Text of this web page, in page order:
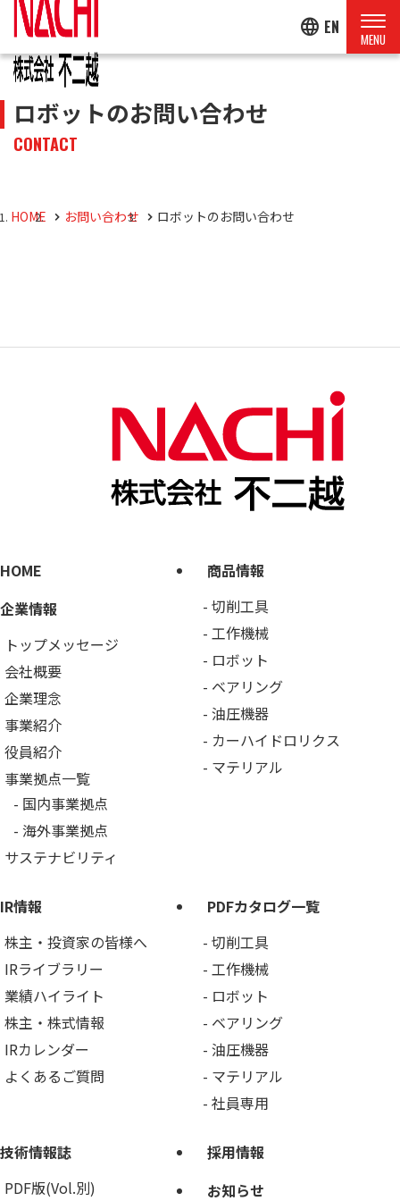
language EN
ロボットのお問い合わせ
CONTACT
HOME お問い合わせ ロボットのお問い合わせ
HOME
企業情報
トップメッセージ
会社概要
企業理念
事業紹介
役員紹介
事業拠点一覧
国内事業拠点
海外事業拠点
サステナビリティ
商品情報
切削工具
工作機械
ロボット
ベアリング
油圧機器
カーハイドロリクス
マテリアル
IR情報
株主・投資家の皆様へ
IRライブラリー
業績ハイライト
株主・株式情報
IRカレンダー
よくあるご質問
PDFカタログ一覧
切削工具
工作機械
ロボット
ベアリング
油圧機器
マテリアル
社員専用
技術情報誌
PDF版(Vol.別)
採用情報
お知らせ